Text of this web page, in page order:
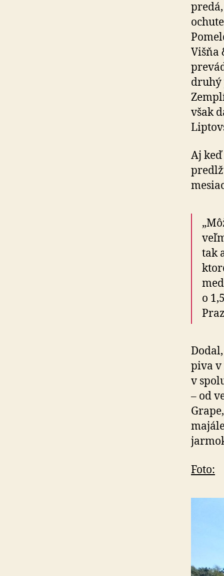
Višňa
druhý
však
Aj
tak
o
piva v
v
– od
Foto: